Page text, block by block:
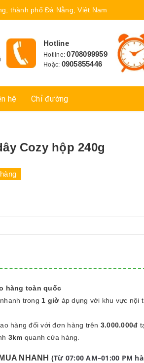
thành phố Đà Nẵng, Việt Nam
Hotline
Hotline:0708099959
Hoặc: 0905855446
hệ Chỉ đường
Cozy hộp 240g
hàng toàn quốc
trong 1 giờ áp dụng với khu vực nội
hàng đối với đơn hàng trên 3.000.000đ
3km quanh cửa hàng.
NHANH (Từ 07:00 AM–01:00 PM